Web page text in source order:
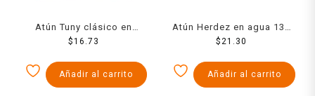
Atún Tuny clásico en
aceite 85 g
$16.73
Añadir al carrito
Atún Herdez en agua 130
g
$21.30
Añadir al carrito